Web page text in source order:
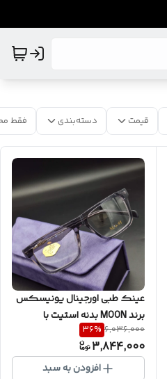
قیمت دسته‌بندی فقط
عینک طبی اورجینال یونیسکس
برند MOON بدنه استیت با
کیفیت ضمانتی ( با امکان
سفارش ساخت عدسی ) کد
6,036,000
36%
3,844,000
افزودن به سبد